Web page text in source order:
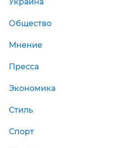
Общество
Мнение
Пресса
Экономика
Стиль
Спорт